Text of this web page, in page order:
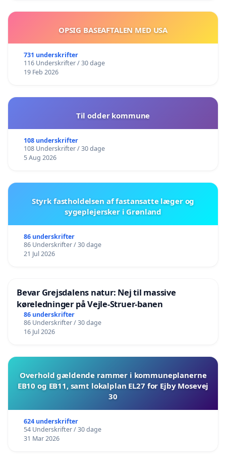
OPSIG BASEAFTALEN MED USA
731 underskrifter
116 Underskrifter / 30 dage
19 Feb 2026
Til odder kommune
108 underskrifter
108 Underskrifter / 30 dage
5 Aug 2026
Styrk fastholdelsen af fastansatte læger og
sygeplejersker i Grønland
86 underskrifter
86 Underskrifter / 30 dage
21 Jul 2026
Bevar Grejsdalens natur: Nej til massive
køreledninger på Vejle-Struer-banen
86 underskrifter
86 Underskrifter / 30 dage
16 Jul 2026
Overhold gældende rammer i kommuneplanerne
EB10 og EB11, samt lokalplan EL27 for Ejby Mosevej
30
624 underskrifter
54 Underskrifter / 30 dage
31 Mar 2026